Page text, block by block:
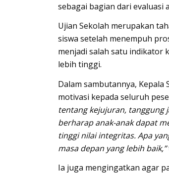
sebagai bagian dari evaluasi
Ujian Sekolah merupakan
siswa setelah menempuh
menjadi salah satu indikator
lebih tinggi.
Dalam sambutannya, Kepala
motivasi kepada seluruh
tentang kejujuran, tanggung
berharap anak-anak dapat
tinggi nilai integritas. Apa
masa depan yang lebih baik,”
Ia juga mengingatkan agar